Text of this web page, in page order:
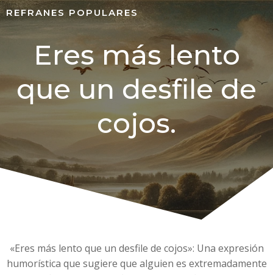
REFRANES POPULARES
Eres más lento
que un desfile de
cojos.
«Eres más lento que un desfile de cojos»: Una expresión
humorística que sugiere que alguien es extremadamente